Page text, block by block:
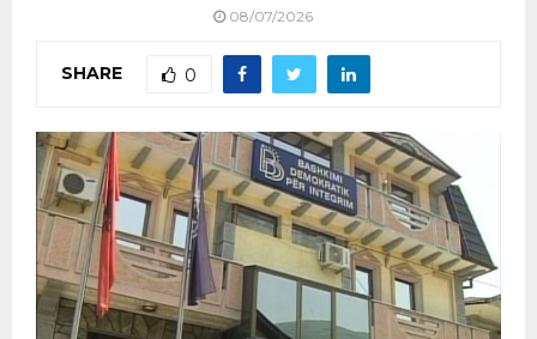
08/07/2026
SHARE 0